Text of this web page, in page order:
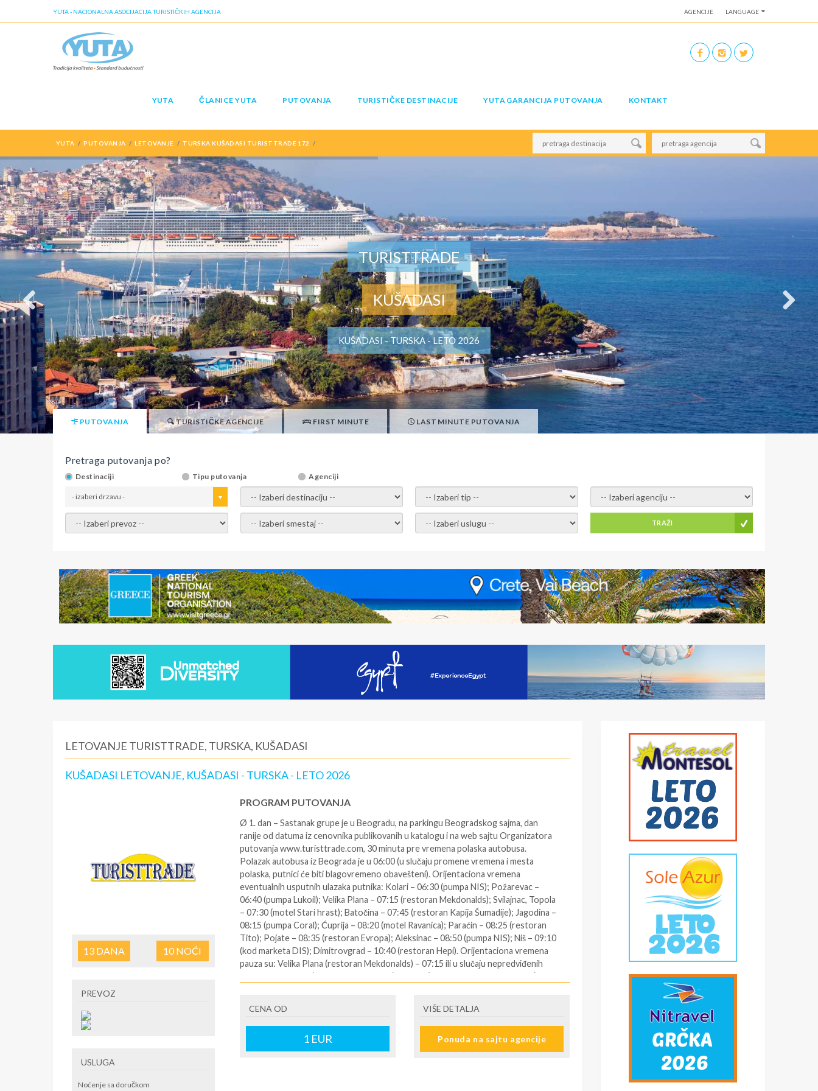
AGENCIJE LANGUAGE
YUTA - NACIONALNA ASOCIJACIJA TURISTIČKIH AGENCIJA
YUTA ČLANICE YUTA PUTOVANJA TURISTIČKE DESTINACIJE YUTA GARANCIJA PUTOVANJA KONTAKT
YUTA PUTOVANJA LETOVANJE TURSKA KUŠADASI TURISTTRADE 172
TURISTTRADE
KUŠADASI
KUŠADASI - TURSKA - LETO 2026
PUTOVANJA TURISTIČKE AGENCIJE FIRST MINUTE LAST MINUTE PUTOVANJA
Pretraga putovanja po?
Destinaciji Tipu putovanja Agenciji
- izaberi drzavu - - izaberi destinaciju - - izaberi tip - - izaberi agenciju -
- izaberi prevoz - - Izaberite smestaj - - Izaberite uslugu - TRAŽI
LETOVANJE TURISTTRADE, TURSKA, KUŠADASI
KUŠADASI LETOVANJE, KUŠADASI - TURSKA - LETO 2026
13DANA 10NOĆI
PREVOZ
USLUGA
Noćenje sa doručkom
PROGRAM PUTOVANJA
Ø 1. dan – Sastanak grupe je u Beogradu, na parkingu Beogradskog sajma, dan
ranije od datuma iz cenovnika publikovanih u katalogu i na web sajtu Organizatora
putovanja www.turisttrade.com, 30 minuta pre vremena polaska autobusa.
Polazak autobusa iz Beograda je u 06:00 (u slučaju promene vremena i mesta
polaska, putnici će biti blagovremeno obavešteni). Orijentaciona vremena
eventualnih usputnih ulazaka putnika: Kolari – 06:30 (pumpa NIS); Požarevac –
06:40 (pumpa Lukoil); Velika Plana – 07:15 (restoran Mekdonalds); Svilajnac, Topola
– 07:30 (motel Stari hrast); Batočina – 07:45 (restoran Kapija Šumadije); Jagodina –
08:15 (pumpa Coral); Ćuprija – 08:20 (motel Ravanica); Paraćin – 08:25 (restoran
Tito); Pojate – 08:35 (restoran Evropa); Aleksinac – 08:50 (pumpa NIS); Niš – 09:10
(kod marketa DIS); Dimitrovgrad – 10:40 (restoran Hepi). Orijentaciona vremena
pauza su: Velika Plana (restoran Mekdonalds) – 07:15 ili u slučaju nepredviđenih
okolnosti Krnjevo ("Kafana za dva dana") – 07:10 (u trajanju od oko 15 minuta),
Bugarskoj – 16:00 (u trajanju od oko 40 minuta) i restoran Egbir u Turskoj – 06:00
(u trajanju od oko 30 minuta). Nastavak putovanja ka Turskoj tranzitnim putem kroz
Bugarsku, sa usputnim zadržavanjima radi graničnih formalnosti. Vožnja do prelaza
Edžebat-Čanakale, gde se ukrcava na trajekt. Plovidba trajektom oko 35 minuta.
Nastavak vožnje ka Sarimsakliju.
CENA OD
1EUR
VIŠE DETALJA
Ponuda na sajtu agencije